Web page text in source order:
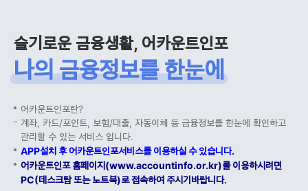
슬기로운 금융생활, 어카운트인포
나의 금융정보를 한눈에
어카운트인포란?
계좌, 카드/포인트, 보험/대출, 자동이체 등 금융정보를 한눈에 확인하고
관리할 수 있는 서비스 입니다.
APP설치 후 어카운트인포서비스를 이용하실 수 있습니다.
어카운트인포 홈페이지(www.accountinfo.or.kr)를 이용하시려면
PC(데스크탑 또는 노트북)로 접속하여 주시기바랍니다.